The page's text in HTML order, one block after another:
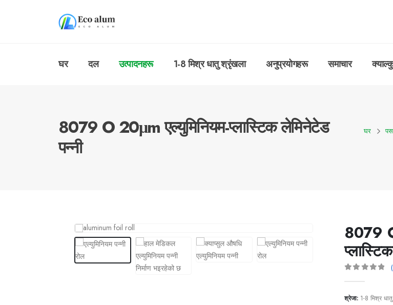
घर दल उत्पादनहरू 1-8 मिश्र धातु श्रृंखला अनुप्रयोगहरू समाचार
8079 O 20μm एल्युमिनियम-प्लास्टिक लेमिनेटेड
पन्नी
घर
8079
श्रेजा: 1-8 मिश्र